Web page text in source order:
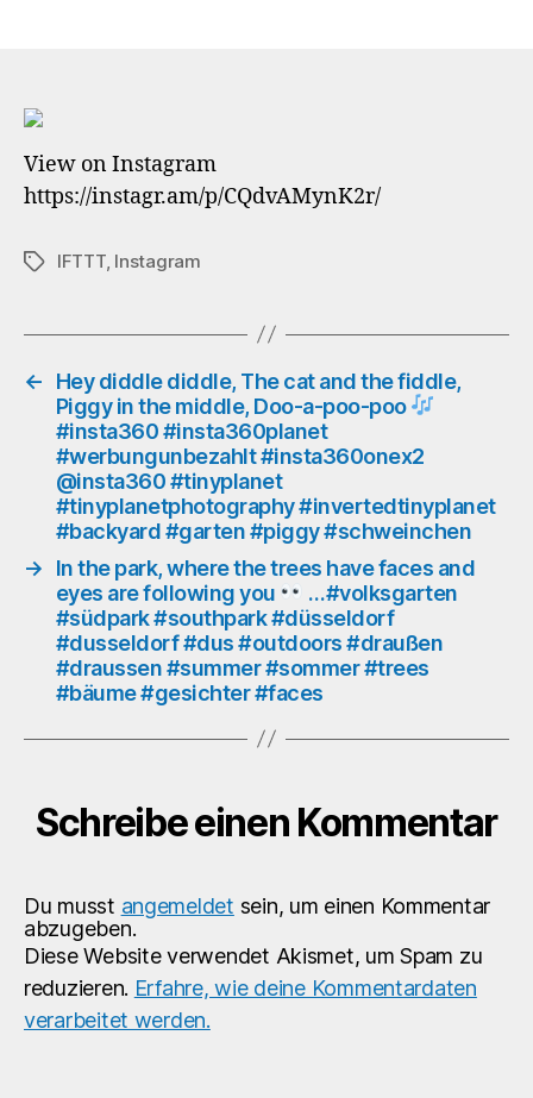
#insta360
#pride
#pridemonth
#gaylife
#eurogay
#homogram
#instagay
View on Instagram
https://instagr.am/p/CQdvAMynK2r/
Schlagwörter
IFTTT, Instagram
←
Hey diddle diddle, The cat and the fiddle,
Piggy in the middle, Doo-a-poo-poo
#insta360 #insta360planet
#werbungunbezahlt #insta360onex2
@insta360 #tinyplanet
#tinyplanetphotography #invertedtinyplanet
#backyard #garten #piggy #schweinchen
→
In the park, where the trees have faces and
eyes are following you
…#volksgarten
#südpark #southpark #düsseldorf
#dusseldorf #dus #outdoors #draußen
#draussen #summer #sommer #trees
#bäume #gesichter #faces
Schreibe einen Kommentar
Du musst angemeldet sein, um einen Kommentar
abzugeben.
Diese Website verwendet Akismet, um Spam zu
reduzieren. Erfahre, wie deine Kommentardaten
verarbeitet werden.